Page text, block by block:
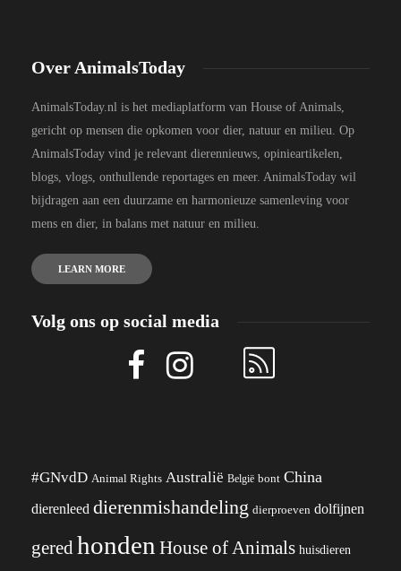
Over AnimalsToday
AnimalsToday.nl is het mediaplatform van House of Animals,
gericht op mensen die opkomen voor dier, natuur en milieu. Op
AnimalsToday vind je relevant dierennieuws, opinieartikelen,
blogs, vlogs, onthullende reportages en meer. AnimalsToday wil
bijdragen aan een duurzame en harmonieuze samenleving voor
mens en dier, in balans met natuur en milieu.
LEARN MORE
Volg ons op social media
#GNvdD Animal Rights Australië België bont China
dierenleed dierenmishandeling dierproeven dolfijnen
geredhonden House of Animals huisdieren